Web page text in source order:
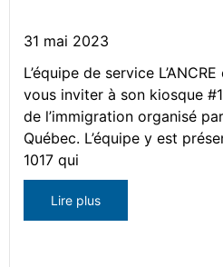
31 mai 2023
L’équipe de service
vous inviter à son kiosque
de l’immigration organisé
Québec. L’équipe y est
1017 qui
Lire plus